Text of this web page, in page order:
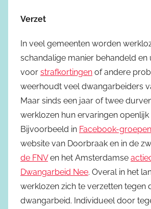
Verzet
In veel gemeenten worden
schandalige manier behandeld en
voor strafkortingen of andere
weerhoudt veel dwangarbeiders
Maar sinds een jaar of twee
werklozen hun ervaringen openlijk
Bijvoorbeeld in Facebook-groepen
website van Doorbraak en in de
de FNVen het Amsterdamse
Dwangarbeid Nee. Overal in het
werklozen zich te verzetten tegen
dwangarbeid. Individueel door